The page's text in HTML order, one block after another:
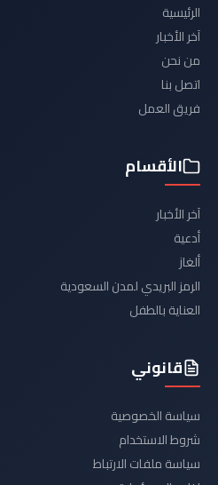
الرئيسية
آخر الأخبار
من نحن
اتصل بنا
فريق العمل
الأقسام
آخر الأخبار
أدعية
ألغاز
الرمز البريدي لمدن السعودية
العناية بالطفل
قانوني
سياسة الخصوصية
شروط الاستخدام
سياسة ملفات الارتباط